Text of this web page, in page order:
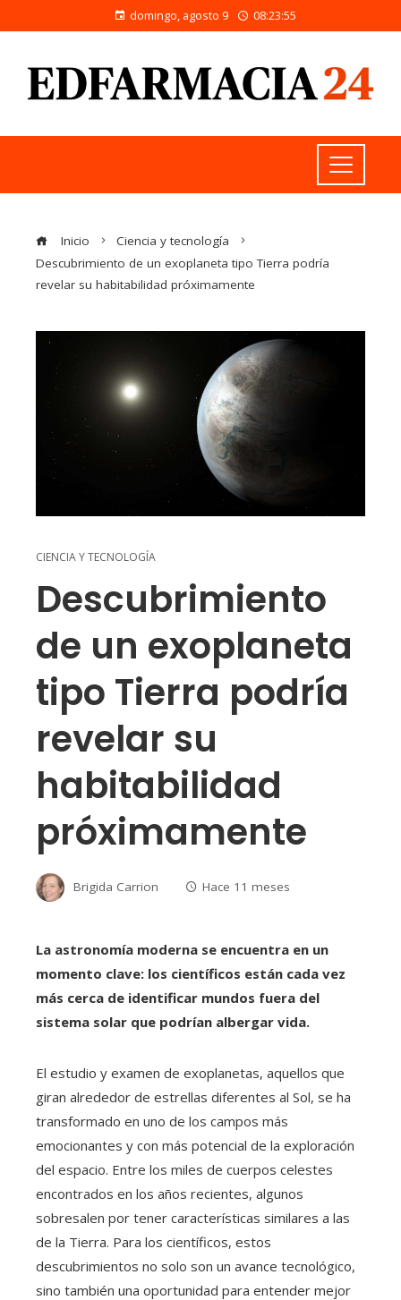
domingo, agosto 9 08:23:55
Inicio
Ciencia y tecnología
Descubrimiento de un exoplaneta tipo Tierra podría
revelar su habitabilidad próximamente
CIENCIA Y TECNOLOGÍA
Descubrimiento
de un exoplaneta
tipo Tierra podría
revelar su
habitabilidad
próximamente
Brigida Carrion Hace 11 meses
La astronomía moderna se encuentra en un
momento clave: los científicos están cada vez
más cerca de identificar mundos fuera del
sistema solar que podrían albergar vida.
El estudio y examen de exoplanetas, aquellos que
giran alrededor de estrellas diferentes al Sol, se ha
transformado en uno de los campos más
emocionantes y con más potencial de la exploración
del espacio. Entre los miles de cuerpos celestes
encontrados en los años recientes, algunos
sobresalen por tener características similares a las
de la Tierra. Para los científicos, estos
descubrimientos no solo son un avance tecnológico,
sino también una oportunidad para entender mejor